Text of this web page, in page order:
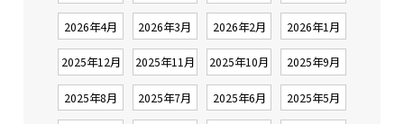
2026年4月 2026年3月 2026年2月 2026年1月
2025年12月 2025年11月 2025年10月 2025年9月
2025年8月 2025年7月 2025年6月 2025年5月